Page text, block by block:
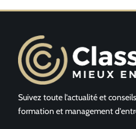
Suivez toute l’actualité et
formation et management